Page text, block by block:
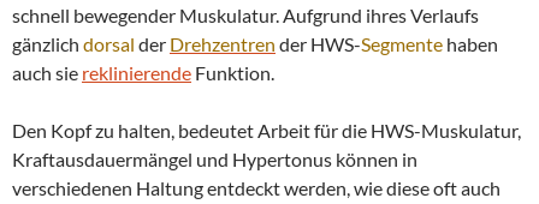
schnell bewegender Muskulatur. Aufgrund ihres Verlaufs
gänzlich dorsal der Drehzentren der HWS-Segmente haben
auch sie reklinierende Funktion.
Den Kopf zu halten, bedeutet Arbeit für die HWS-Muskulatur,
Kraftausdauermängel und Hypertonus können in
verschiedenen Haltung entdeckt werden, wie diese oft auch